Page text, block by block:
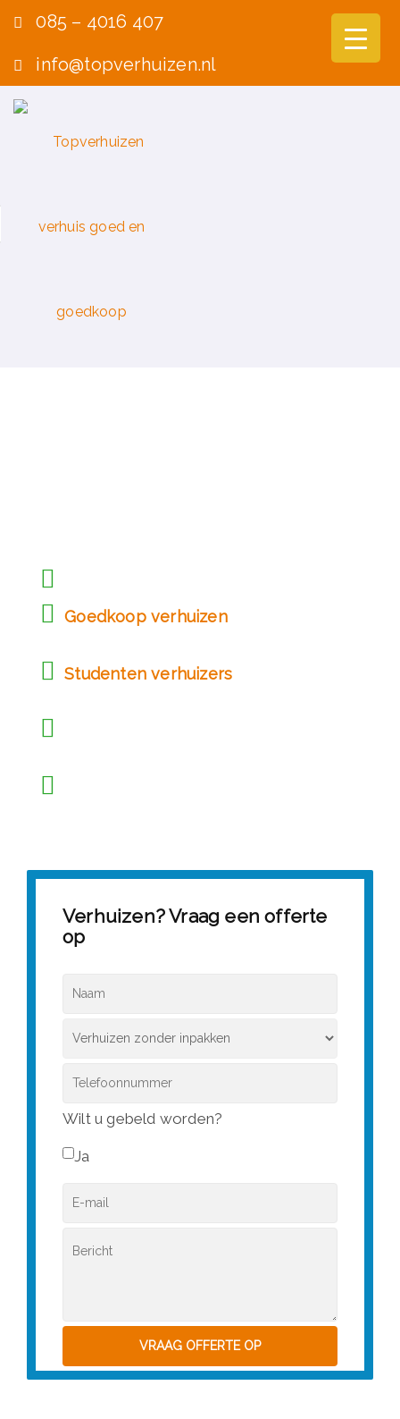
085 – 4016 407
info@topverhuizen.nl
Goedkoop verhuizenin heel
Studenten verhuizers
Verhuizen? Vraag een offerte
op
Wilt u gebeld worden?
Ja